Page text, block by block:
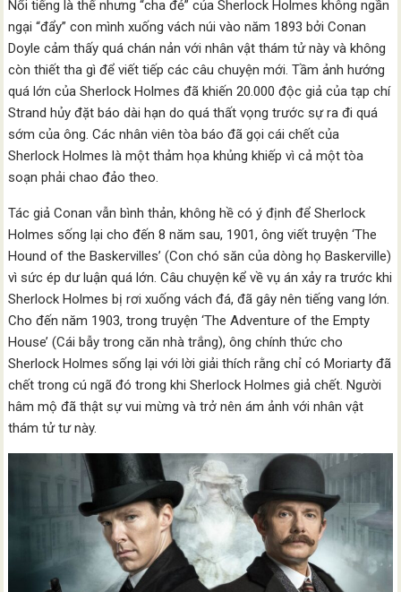
Nổi tiếng là thế nhưng “cha đẻ” của Sherlock Holmes không ngần
ngại “đẩy” con mình xuống vách núi vào năm 1893 bởi Conan
Doyle cảm thấy quá chán nản với nhân vật thám tử này và không
còn thiết tha gì để viết tiếp các câu chuyện mới. Tầm ảnh hướng
quá lớn của Sherlock Holmes đã khiến 20.000 độc giả của tạp chí
Strand hủy đặt báo dài hạn do quá thất vọng trước sự ra đi quá
sớm của ông. Các nhân viên tòa báo đã gọi cái chết của
Sherlock Holmes là một thảm họa khủng khiếp vì cả một tòa
soạn phải chao đảo theo.
Tác giả Conan vẫn bình thản, không hề có ý định để Sherlock
Holmes sống lại cho đến 8 năm sau, 1901, ông viết truyện ‘The
Hound of the Baskervilles’ (Con chó săn của dòng họ Baskerville)
vì sức ép dư luận quá lớn. Câu chuyện kể về vụ án xảy ra trước khi
Sherlock Holmes bị rơi xuống vách đá, đã gây nên tiếng vang lớn.
Cho đến năm 1903, trong truyện ‘The Adventure of the Empty
House’ (Cái bẫy trong căn nhà trắng), ông chính thức cho
Sherlock Holmes sống lại với lời giải thích rằng chỉ có Moriarty đã
chết trong cú ngã đó trong khi Sherlock Holmes giả chết. Người
hâm mộ đã thật sự vui mừng và trở nên ám ảnh với nhân vật
thám tử tư này.